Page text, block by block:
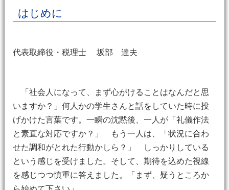
はじめに
代表取締役・税理士 坂部 達夫
「社会人になって、まず心がけることはなんだと思
いますか？」何人かの学生さんと話をしていた時に投
げかけた言葉です。一瞬の沈黙後、一人が「礼儀作法
と素直な対応ですか？」 もう一人は、「状況に合わ
せた調和がとれた行動かしら？」 しっかりしている
という感じを受けました。そして、期待を込めた視線
を感じつつ慎重に答えました。「まず、疑うところか